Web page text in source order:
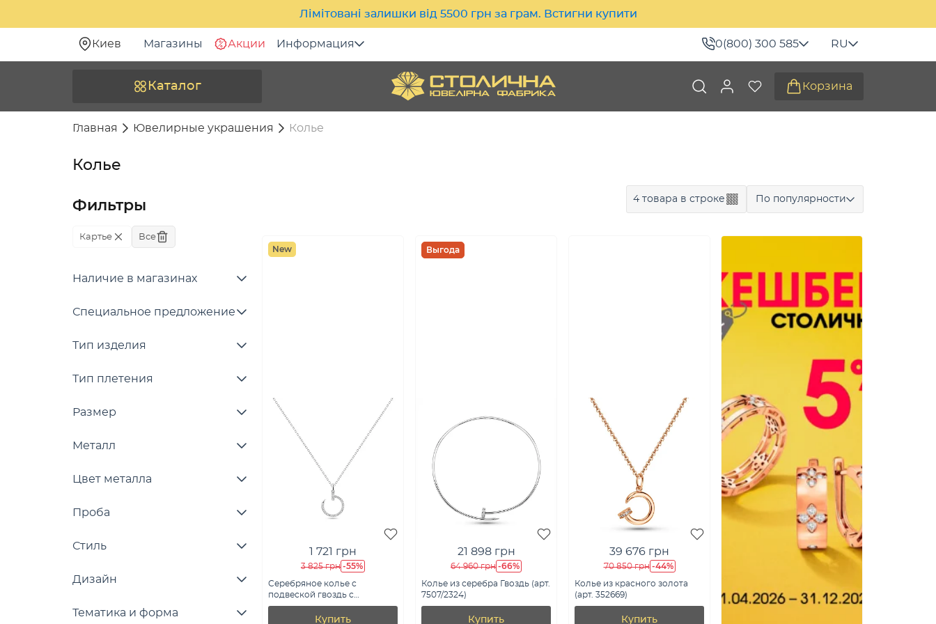
Лімітовані залишки від 5500 грн за грам. Встигни купити
Киев Магазины Акции Информация 0(800) 300 585 RU
Каталог Корзина
Главная Ювелирные украшения Колье
Колье
Фильтры
Картье Все
Наличие в магазинах
Специальное предложение
Тип изделия
Тип плетения
Размер
Металл
Цвет металла
Проба
Стиль
Дизайн
Тематика и форма
4 товара в строке По популярности
New
1 721 грн
3 825 грн -55%
Серебряное колье с
подвеской гвоздь с
фианитами (арт. 7507/570)
Купить
Выгода
21 898 грн
64 960 грн -66%
Колье из серебра Гвоздь (арт.
7507/2324)
Купить
39 676 грн
70 850 грн -44%
Колье из красного золота
(арт. 352669)
Купить